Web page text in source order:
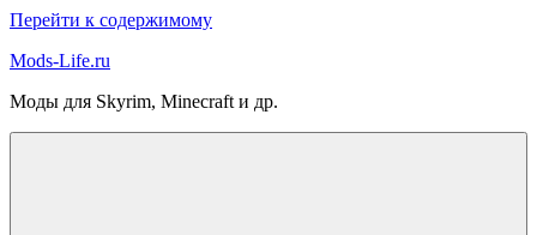
Перейти к содержимому
Mods-Life.ru
Моды для Skyrim, Minecraft и др.